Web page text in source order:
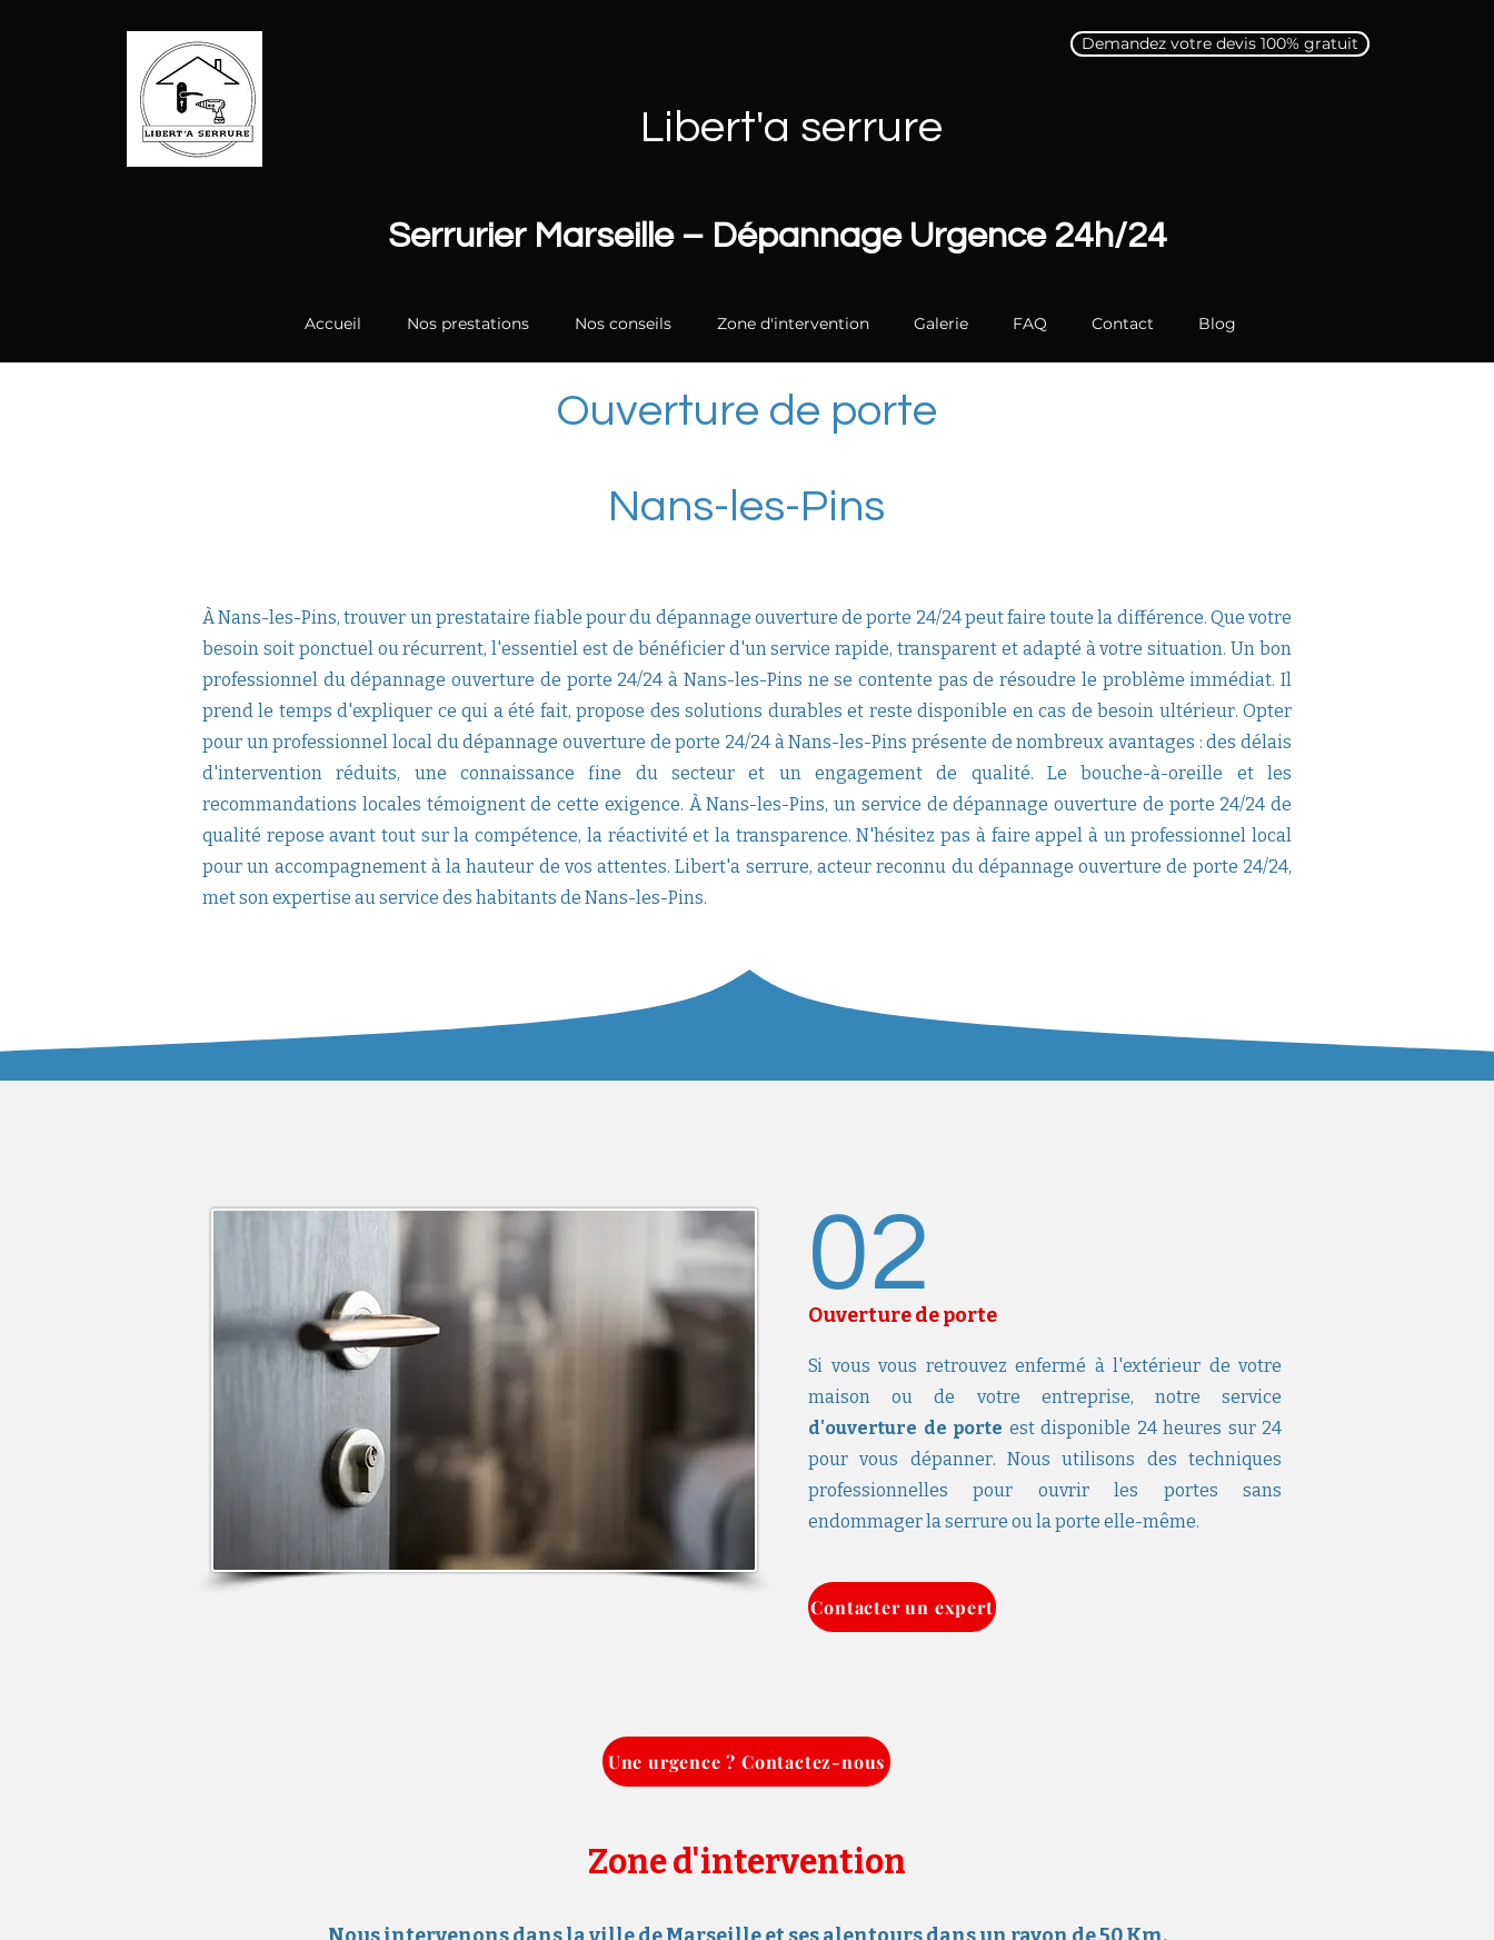
Demandez votre devis 100% gratuit
Libert'a serrure
Serrurier Marseille – Dépannage Urgence 24h/24
Accueil Nos prestations Nos conseils Zone d'intervention Galerie FAQ Contact Blog
Ouverture de porte
Nans-les-Pins
À Nans-les-Pins, trouver un prestataire fiable pour du dépannage ouverture de porte 24/24 peut faire toute la différence. Que votre
besoin soit ponctuel ou récurrent, l'essentiel est de bénéficier d'un service rapide, transparent et adapté à votre situation. Un bon
professionnel du dépannage ouverture de porte 24/24 à Nans-les-Pins ne se contente pas de résoudre le problème immédiat. Il
prend le temps d'expliquer ce qui a été fait, propose des solutions durables et reste disponible en cas de besoin ultérieur. Opter
pour un professionnel local du dépannage ouverture de porte 24/24 à Nans-les-Pins présente de nombreux avantages : des délais
d'intervention réduits, une connaissance fine du secteur et un engagement de qualité. Le bouche-à-oreille et les
recommandations locales témoignent de cette exigence. À Nans-les-Pins, un service de dépannage ouverture de porte 24/24 de
qualité repose avant tout sur la compétence, la réactivité et la transparence. N'hésitez pas à faire appel à un professionnel local
pour un accompagnement à la hauteur de vos attentes. Libert'a serrure, acteur reconnu du dépannage ouverture de porte 24/24,
met son expertise au service des habitants de Nans-les-Pins.
02
Ouverture de porte
Si vous vous retrouvez enfermé à l'extérieur de votre
maison ou de votre entreprise, notre service
d'ouverture de porte est disponible 24 heures sur 24
pour vous dépanner. Nous utilisons des techniques
professionnelles pour ouvrir les portes sans
endommager la serrure ou la porte elle-même.
Contacter un expert
Une urgence ? Contactez-nous
Zone d'intervention